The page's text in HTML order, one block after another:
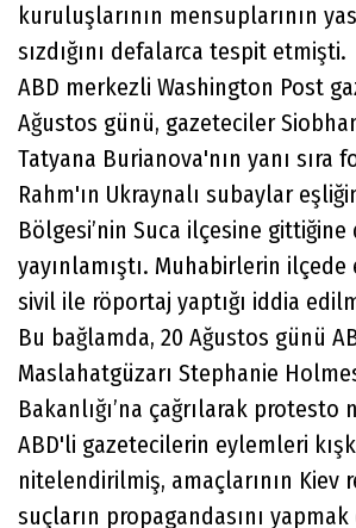
kuruluşlarının mensuplarının
sızdığını defalarca tespit etmişti.
ABD merkezli Washington Post
Ağustos günü, gazeteciler
Tatyana Burianova'nın yanı sıra
Rahm'ın Ukraynalı subaylar
Bölgesi’nin Suca ilçesine
yayınlamıştı. Muhabirlerin
sivil ile röportaj yaptığı iddia
Bu bağlamda, 20 Ağustos günü
Maslahatgüzarı Stephanie
Bakanlığı’na çağrılarak protesto
ABD'li gazetecilerin eylemleri
nitelendirilmiş, amaçlarının Kiev
suçların propagandasını